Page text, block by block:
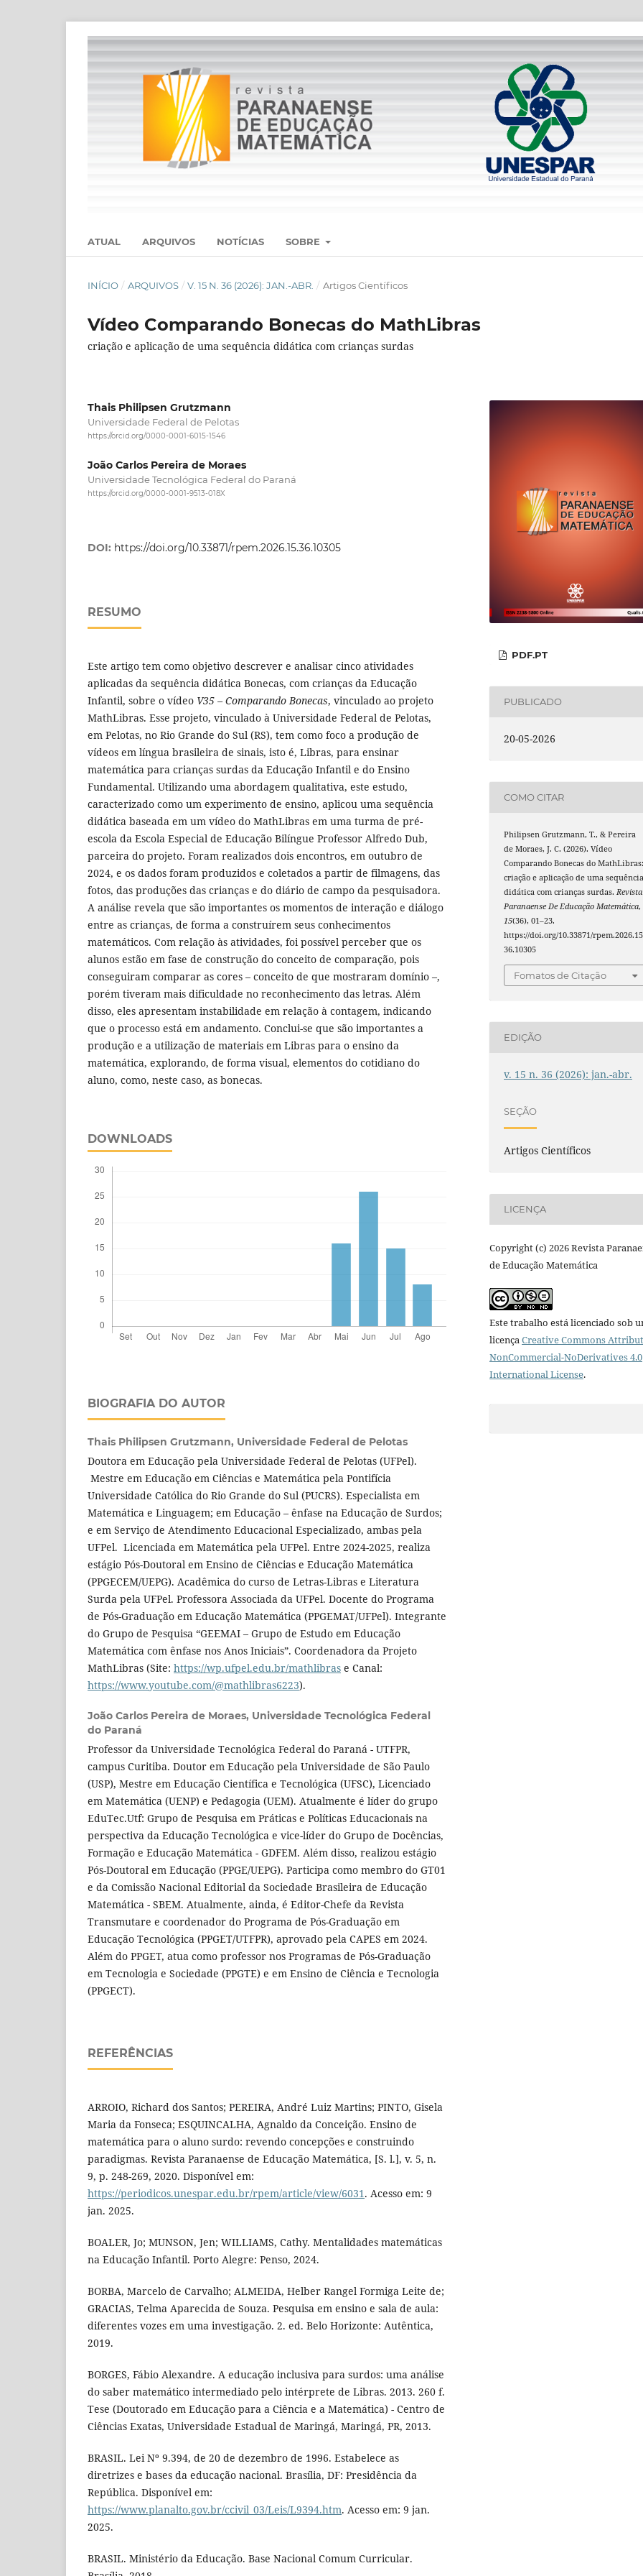
ATUAL ARQUIVOS NOTÍCIAS SOBRE
INÍCIO / ARQUIVOS / V. 15 N. 36 (2026): JAN.-ABR. / Artigos Científicos
Vídeo Comparando Bonecas do MathLibras
criação e aplicação de uma sequência didática com crianças surdas
Thais Philipsen Grutzmann
Universidade Federal de Pelotas
https://orcid.org/0000-0001-6015-1546
João Carlos Pereira de Moraes
Universidade Tecnológica Federal do Paraná
https://orcid.org/0000-0001-9513-018X
DOI: https://doi.org/10.33871/rpem.2026.15.36.10305
RESUMO
Este artigo tem como objetivo descrever e analisar cinco atividades
aplicadas da sequência didática Bonecas, com crianças da Educação
Infantil, sobre o vídeo V35 – Comparando Bonecas, vinculado ao projeto
MathLibras. Esse projeto, vinculado à Universidade Federal de Pelotas,
em Pelotas, no Rio Grande do Sul (RS), tem como foco a produção de
vídeos em língua brasileira de sinais, isto é, Libras, para ensinar
matemática para crianças surdas da Educação Infantil e do Ensino
Fundamental. Utilizando uma abordagem qualitativa, este estudo,
caracterizado como um experimento de ensino, aplicou uma sequência
didática baseada em um vídeo do MathLibras em uma turma de pré-
escola da Escola Especial de Educação Bilíngue Professor Alfredo Dub,
parceira do projeto. Foram realizados dois encontros, em outubro de
2024, e os dados foram produzidos e coletados a partir de filmagens, das
fotos, das produções das crianças e do diário de campo da pesquisadora.
A análise revela que são importantes os momentos de interação e diálogo
entre as crianças, de forma a construírem seus conhecimentos
matemáticos. Com relação às atividades, foi possível perceber que os
alunos estão em fase de construção do conceito de comparação, pois
conseguiram comparar as cores – conceito de que mostraram domínio –,
porém tiveram mais dificuldade no reconhecimento das letras. Além
disso, eles apresentam instabilidade em relação à contagem, indicando
que o processo está em andamento. Conclui-se que são importantes a
produção e a utilização de materiais em Libras para o ensino da
matemática, explorando, de forma visual, elementos do cotidiano do
aluno, como, neste caso, as bonecas.
DOWNLOADS
BIOGRAFIA DO AUTOR
Thais Philipsen Grutzmann, Universidade Federal de Pelotas
Doutora em Educação pela Universidade Federal de Pelotas (UFPel).
Mestre em Educação em Ciências e Matemática pela Pontifícia
Universidade Católica do Rio Grande do Sul (PUCRS). Especialista em
Matemática e Linguagem; em Educação – ênfase na Educação de Surdos;
e em Serviço de Atendimento Educacional Especializado, ambas pela
UFPel. Licenciada em Matemática pela UFPel. Entre 2024-2025, realiza
estágio Pós-Doutoral em Ensino de Ciências e Educação Matemática
(PPGECEM/UEPG). Acadêmica do curso de Letras-Libras e Literatura
Surda pela UFPel. Professora Associada da UFPel. Docente do Programa
de Pós-Graduação em Educação Matemática (PPGEMAT/UFPel). Integrante
do Grupo de Pesquisa “GEEMAI – Grupo de Estudo em Educação
Matemática com ênfase nos Anos Iniciais”. Coordenadora da Projeto
MathLibras (Site: https://wp.ufpel.edu.br/mathlibras e Canal:
https://www.youtube.com/@mathlibras6223).
João Carlos Pereira de Moraes, Universidade Tecnológica Federal
do Paraná
Professor da Universidade Tecnológica Federal do Paraná - UTFPR,
campus Curitiba. Doutor em Educação pela Universidade de São Paulo
(USP), Mestre em Educação Científica e Tecnológica (UFSC), Licenciado
em Matemática (UENP) e Pedagogia (UEM). Atualmente é líder do grupo
EduTec.Utf: Grupo de Pesquisa em Práticas e Políticas Educacionais na
perspectiva da Educação Tecnológica e vice-líder do Grupo de Docências,
Formação e Educação Matemática - GDFEM. Além disso, realizou estágio
Pós-Doutoral em Educação (PPGE/UEPG). Participa como membro do GT01
e da Comissão Nacional Editorial da Sociedade Brasileira de Educação
Matemática - SBEM. Atualmente, ainda, é Editor-Chefe da Revista
Transmutare e coordenador do Programa de Pós-Graduação em
Educação Tecnológica (PPGET/UTFPR), aprovado pela CAPES em 2024.
Além do PPGET, atua como professor nos Programas de Pós-Graduação
em Tecnologia e Sociedade (PPGTE) e em Ensino de Ciência e Tecnologia
(PPGECT).
REFERÊNCIAS
ARROIO, Richard dos Santos; PEREIRA, André Luiz Martins; PINTO, Gisela
Maria da Fonseca; ESQUINCALHA, Agnaldo da Conceição. Ensino de
matemática para o aluno surdo: revendo concepções e construindo
paradigmas. Revista Paranaense de Educação Matemática, [S. l.], v. 5, n.
9, p. 248-269, 2020. Disponível em:
https://periodicos.unespar.edu.br/rpem/article/view/6031. Acesso em: 9
jan. 2025.
BOALER, Jo; MUNSON, Jen; WILLIAMS, Cathy. Mentalidades matemáticas
na Educação Infantil. Porto Alegre: Penso, 2024.
BORBA, Marcelo de Carvalho; ALMEIDA, Helber Rangel Formiga Leite de;
GRACIAS, Telma Aparecida de Souza. Pesquisa em ensino e sala de aula:
diferentes vozes em uma investigação. 2. ed. Belo Horizonte: Autêntica,
2019.
BORGES, Fábio Alexandre. A educação inclusiva para surdos: uma análise
do saber matemático intermediado pelo intérprete de Libras. 2013. 260 f.
Tese (Doutorado em Educação para a Ciência e a Matemática) - Centro de
Ciências Exatas, Universidade Estadual de Maringá, Maringá, PR, 2013.
BRASIL. Lei Nº 9.394, de 20 de dezembro de 1996. Estabelece as
diretrizes e bases da educação nacional. Brasília, DF: Presidência da
República. Disponível em:
https://www.planalto.gov.br/ccivil_03/Leis/L9394.htm. Acesso em: 9 jan.
2025.
BRASIL. Ministério da Educação. Base Nacional Comum Curricular.
PDF.PT
PUBLICADO
20-05-2026
COMO CITAR
Philipsen Grutzmann, T., & Pereira
de Moraes, J. C. (2026). Vídeo
Comparando Bonecas do MathLibras:
criação e aplicação de uma sequência
didática com crianças surdas.Revista
Paranaense De Educação Matemática,
15(36), 01–23.
https://doi.org/10.33871/
36.10305
Fomatos de Citação
EDIÇÃO
v. 15 n. 36 (2026): jan.-abr.
SEÇÃO
Artigos Científicos
LICENÇA
Copyright (c) 2026 Revista
de Educação Matemática
Este trabalho está licenciado sob
licençaCreative Commons
NonCommercial-NoDerivatives 4.0
International License.